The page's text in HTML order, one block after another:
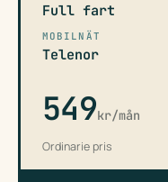
Full fart
MOBILNÄT
Telenor
549kr/mån
Ordinarie pris